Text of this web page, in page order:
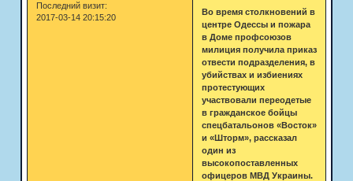
Последний визит:
2017-03-14 20:15:20
Во время столкновений в
центре Одессы и пожара
в Доме профсоюзов
милиция получила приказ
отвести подразделения, в
убийствах и избиениях
протестующих
участвовали переодетые
в гражданское бойцы
спецбатальонов «Восток»
и «Шторм», рассказал
один из
высокопоставленных
офицеров МВД Украины.